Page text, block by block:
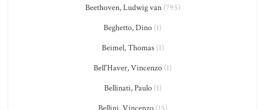
Beethoven, Ludwig van(795)
Beghetto, Dino (1)
Beimel, Thomas(1)
Bell'Haver, Vincenzo (1)
Bellinati, Paulo(1)